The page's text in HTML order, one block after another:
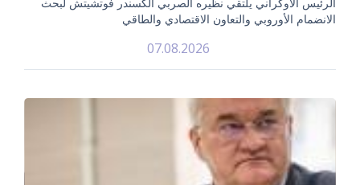
الانضمام الأوروبي والتعاون الاقتصادي والطاقي
07.08.2026